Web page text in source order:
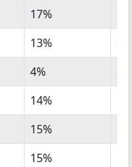
%
Herkomst
buiten
Nederland
17%
8%
13%
8%
4%
2%
14%
15%
15%